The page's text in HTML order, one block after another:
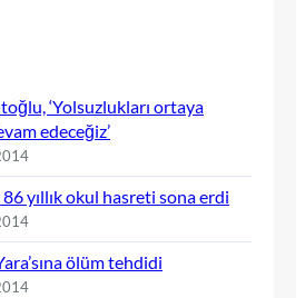
‘Yolsuzlukları ortaya
edeceğiz’
yıllık okul hasreti sona erdi
ölüm tehdidi